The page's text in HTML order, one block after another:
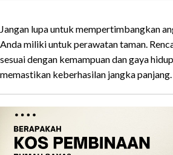
Jangan lupa untuk mempertimbangkan
Anda miliki untuk perawatan taman.
sesuai dengan kemampuan dan gaya
memastikan keberhasilan jangka panjang.